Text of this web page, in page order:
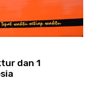
dan 1